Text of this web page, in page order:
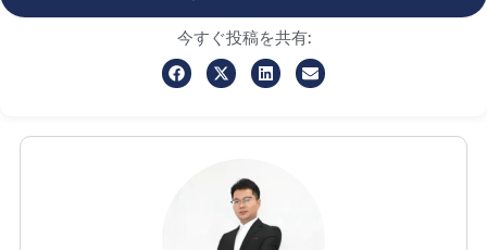
今すぐ投稿を共有: